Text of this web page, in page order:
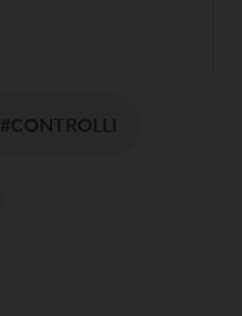
#CONTROLLI